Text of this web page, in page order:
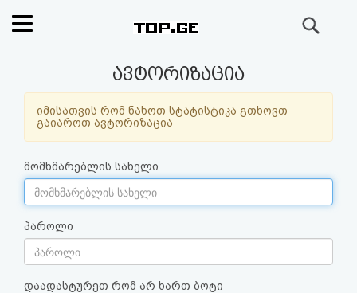
ფოსტა
კითხვა-
პასუხი
ავტორიზაცია
ავტორიზაცია
იმისათვის რომ ნახოთ სტატისტიკა გთხოვთ
გაიაროთ ავტორიზაცია
მომხმარებლის სახელი
პაროლი
დაადასტურეთ რომ არ ხართ ბოტი